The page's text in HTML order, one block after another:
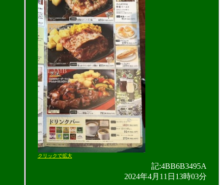
クリックで拡大
記:4BB6B3495A
2024年4月11日13時03分